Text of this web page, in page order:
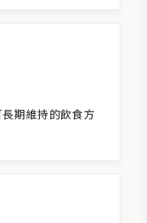
期維持的飲食方